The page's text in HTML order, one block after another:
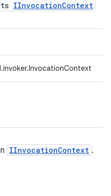
IInvocationContext
IInvocationContext .